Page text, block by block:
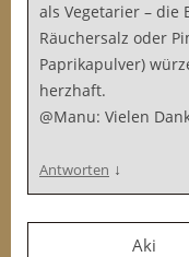
als Vegetarier –
Räuchersalz oder
Paprikapulver)
herzhaft.
@Manu: Vielen
Antworten ↓
Aki